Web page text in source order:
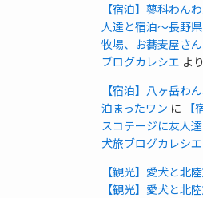
【宿泊】蓼科わん
人達と宿泊〜長野
牧場、お蕎麦屋さ
ブログカレシエ より
【宿泊】八ヶ岳わ
泊まったワン に
スコテージに友人
犬旅ブログカレシエ
【観光】愛犬と北
【観光】愛犬と北